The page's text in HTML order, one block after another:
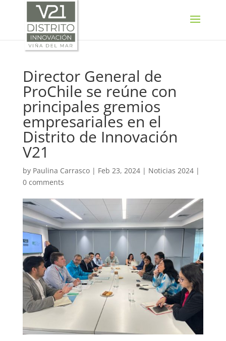
Director General de
ProChile se reúne con
principales gremios
empresariales en el
Distrito de Innovación
V21
by Paulina Carrasco| Feb 23, 2024| Noticias 2024|
0 comments
SELECT LANGUAGE ▼